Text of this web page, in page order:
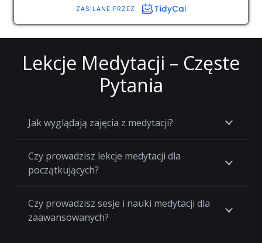
Lekcje Medytacji – Częste
Pytania
Jak wyglądają zajęcia z medytacji?
Czy prowadzisz lekcje medytacji dla
początkujących?
Czy prowadzisz sesje i nauki medytacji dla
zaawansowanych?